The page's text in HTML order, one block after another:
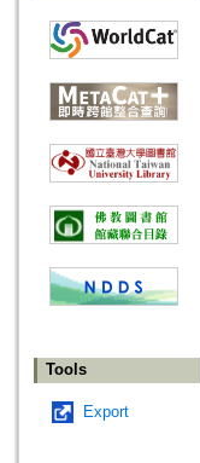
Tools
Export